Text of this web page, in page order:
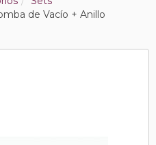
de Vacío + Anillo